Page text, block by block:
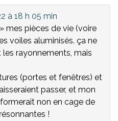
à 18 h 05 min
mes pièces de vie (voire
voiles aluminisés. ça ne
rayonnements, mais
(portes et fenêtres) et
passer, et mon
non en cage de
!